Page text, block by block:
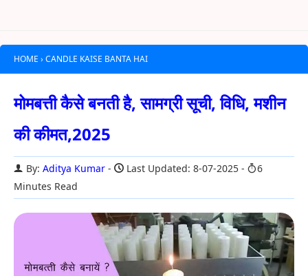
HOME › CANDLE KAISE BANTA HAI
मोमबत्ती कैसे बनती है, सामग्री सूची, विधि, मशीन
की कीमत,2025
By: Aditya Kumar Last Updated: 8-07-2025
6
Minutes Read